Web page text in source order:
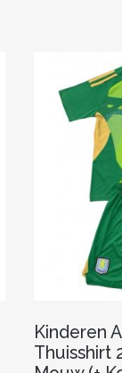
Kinderen
Thuisshirt